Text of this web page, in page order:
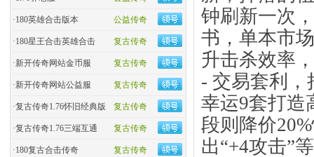
公益传奇
·180英雄合击版本
复古传奇
·180星王合击英雄合击
复古传奇
·新开传奇网站金币服
复古传奇
·新开传奇网站公益服
复古传奇
·复古传奇1.76怀旧经典版
复古传奇
·复古传奇1.76三端互通
复古传奇
·180复古合击传奇
钟刷新一次
书，单本市
升击杀效率
- 交易套利，
幸运9套打造
段则降价
出“+4攻击”